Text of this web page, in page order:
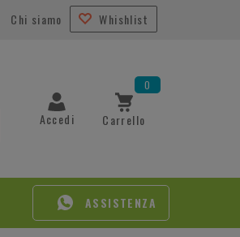
Chi siamo Whishlist
Accedi Carrello
0
ASSISTENZA